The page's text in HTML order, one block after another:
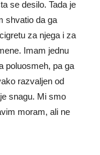
se desilo. Tada je
shvatio da ga
za njega i za
Imam jednu
poluosmeh, pa ga
razvaljen od
snagu. Mi smo
moram, ali ne